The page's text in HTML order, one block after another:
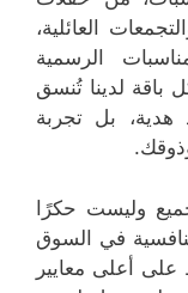
العائلية،
الرسمية
باقة لدينا تُنسق
بل تجربة
وليست حكرًا
في السوق
أعلى معايير